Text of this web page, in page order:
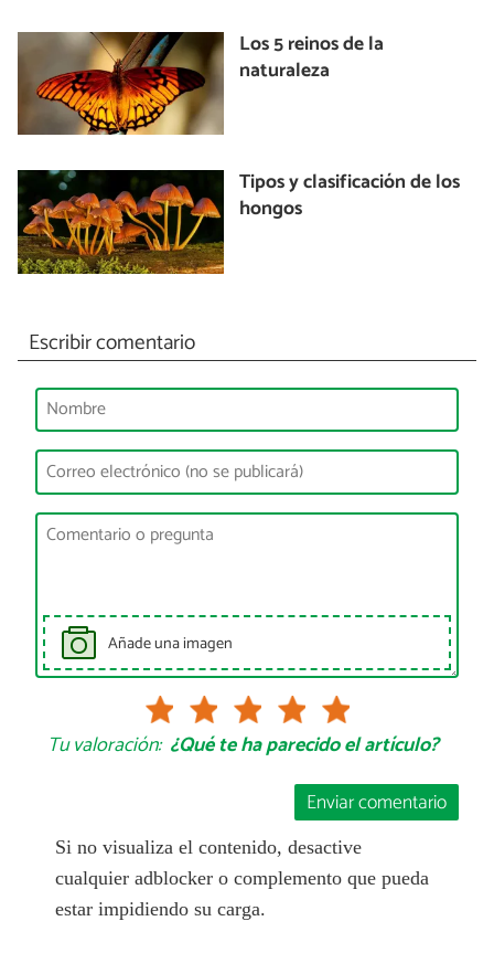
Los 5 reinos de la
naturaleza
Tipos y clasificación de los
hongos
Escribir comentario
Añade una imagen
Tu valoración: ¿Qué te ha parecido el artículo?
Enviar comentario
Si no visualiza el contenido, desactive
cualquier adblocker o complemento que pueda
estar impidiendo su carga.